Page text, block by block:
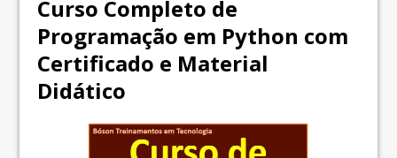
Curso Completo de
Programação em Python com
Certificado e Material
Didático